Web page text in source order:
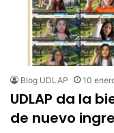
Blog UDLAP 10
UDLAP da la
de nuevo